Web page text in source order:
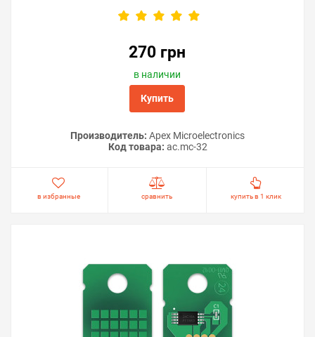
270 грн
в наличии
Купить
Производитель: Apex Microelectronics
Код товара: ac.mc-32
в избранные сравнить купить в 1 клик